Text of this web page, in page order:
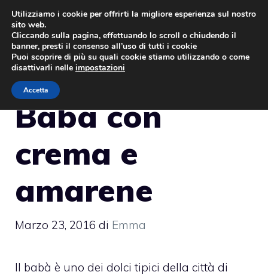
Vai
contenuto
Babà con
crema e
amarene
Marzo 23, 2016 di Emma
Il babà è uno dei dolci tipici della città di
Utilizziamo i cookie per offrirti la migliore esperienza sul nostro
sito web.
Cliccando sulla pagina, effettuando lo scroll o chiudendo il
banner, presti il consenso all’uso di tutti i cookie
Puoi scoprire di più su quali cookie stiamo utilizzando o come
disattivarli nelle impostazioni
Accetta